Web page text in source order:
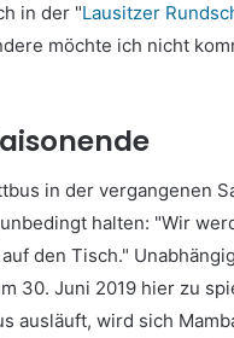
in der "Lausitzer
möchte ich nicht
in der vergangenen
halten: "Wir
den Tisch."
30. Juni 2019 hier zu
ausläuft, wird sich